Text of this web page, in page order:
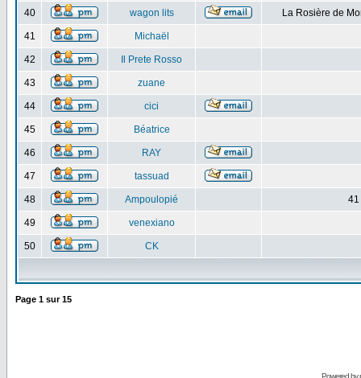
40 wagon lits La Rosière de
41 Michaël
42 Il Prete Rosso
43 zuane
44 cici
45 Béatrice
46 RAY
47 tassuad
48 Ampoulopié 41
49 venexiano
50 CK
Page 1 sur15
Powered by